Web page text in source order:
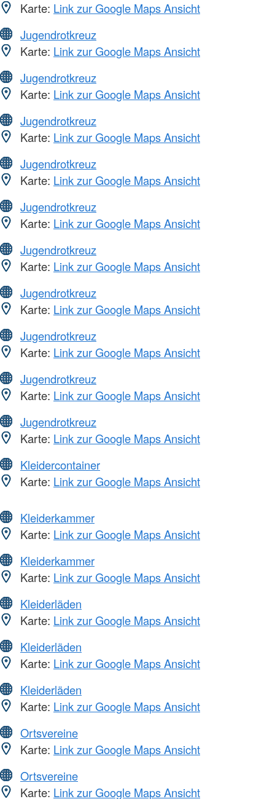
Karte: Link zur Google Maps Ansicht
Jugendrotkreuz
Karte: Link zur Google Maps Ansicht
Jugendrotkreuz
Karte: Link zur Google Maps Ansicht
Jugendrotkreuz
Karte: Link zur Google Maps Ansicht
Jugendrotkreuz
Karte: Link zur Google Maps Ansicht
Jugendrotkreuz
Karte: Link zur Google Maps Ansicht
Jugendrotkreuz
Karte: Link zur Google Maps Ansicht
Jugendrotkreuz
Karte: Link zur Google Maps Ansicht
Jugendrotkreuz
Karte: Link zur Google Maps Ansicht
Jugendrotkreuz
Karte: Link zur Google Maps Ansicht
Jugendrotkreuz
Karte: Link zur Google Maps Ansicht
Kleidercontainer
Karte: Link zur Google Maps Ansicht
Kleiderkammer
Karte: Link zur Google Maps Ansicht
Kleiderkammer
Karte: Link zur Google Maps Ansicht
Kleiderläden
Karte: Link zur Google Maps Ansicht
Kleiderläden
Karte: Link zur Google Maps Ansicht
Kleiderläden
Karte: Link zur Google Maps Ansicht
Ortsvereine
Karte: Link zur Google Maps Ansicht
Ortsvereine
Karte: Link zur Google Maps Ansicht